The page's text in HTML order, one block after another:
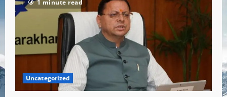
1 minute read
Uncategorized